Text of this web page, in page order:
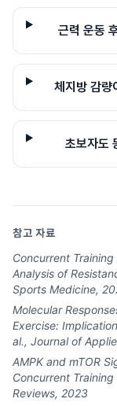
근력 운동
체지방 감량
초보자도
참고 자료
Concurrent
Analysis of
Sports Medicine,
Molecular
Exercise:
al., Journal of
AMPK and mTOR
Concurrent
Reviews, 2023